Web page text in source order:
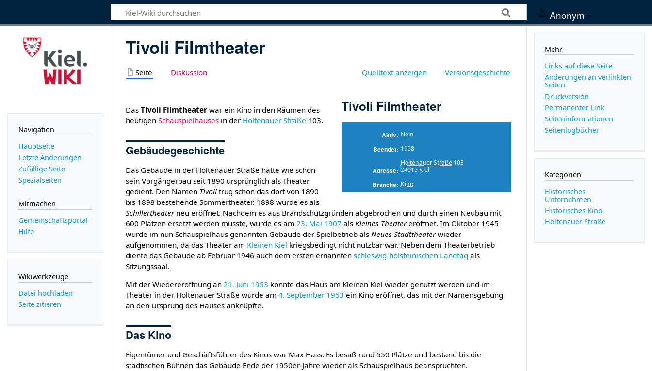
Anonym
Tivoli Filmtheater
Seite Diskussion Quelltext anzeigen Versionsgeschichte
Tivoli Filmtheater
Aktiv Nein
Beendet 1958
Adresse
Holtenauer Straße103
24015 Kiel
Branche Kino
DasTivoli Filmtheater war ein Kino in den Räumen des
heutigenSchauspielhauses in der Holtenauer Straße 103.
Gebäudegeschichte
Das Gebäude in der Holtenauer Straße hatte wie schon
sein Vorgängerbau seit 1890 ursprünglich als Theater
gedient. Den Namen Tivoli trug schon das dort von 1890
bis 1898 bestehende Sommertheater. 1898 wurde es als
Schillertheaterneu eröffnet. Nachdem es aus Brandschutzgründen abgebrochen und durch einen Neubau mit
600 Plätzen ersetzt werden musste, wurde es am 23. Mai 1907 als Kleines Theatereröffnet. Im Oktober 1945
wurde im nun Schauspielhaus genannten Gebäude der Spielbetrieb als Neues Stadttheaterwieder
aufgenommen, da das Theater am Kleinen Kiel kriegsbedingt nicht nutzbar war. Neben dem Theaterbetrieb
diente das Gebäude ab Februar 1946 auch dem ersten ernanntenschleswig-holsteinischen Landtag als
Sitzungssaal.
Mit der Wiedereröffnung an 21. Juni 1953 konnte das Haus am Kleinen Kiel wieder genutzt werden und im
Theater in der Holtenauer Straße wurde am4. September 1953 ein Kino eröffnet, das mit der Namensgebung
an den Ursprung des Hauses anknüpfte.
Das Kino
Eigentümer und Geschäftsführer des Kinos war Max Hass. Es besaß rund 550 Plätze und bestand bis die
städtischen Bühnen das Gebäude Ende der 1950er-Jahre wieder als Schauspielhaus beanspruchten.
Navigation
Hauptseite
Letzte Änderungen
Zufällige Seite
Spezialseiten
Mitmachen
Gemeinschafts­portal
Hilfe
Wikiwerkzeuge
Datei hochladen
Seite zitieren
Mehr
Links auf diese Seite
Änderungen an verlinkten
Seiten
Druckversion
Permanenter Link
Seiten­­informationen
Seitenlogbücher
Kategorien
Historisches
Unternehmen
Historisches Kino
Holtenauer Straße